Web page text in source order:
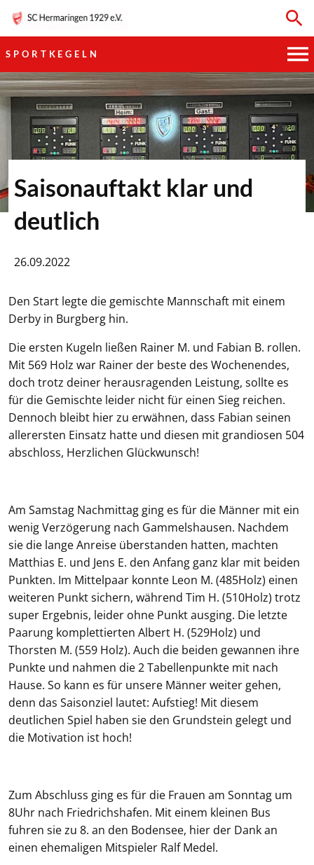
SPORTKEGELN
HAUPTVEREIN
SPORTKEGELN
FUSSBALL
GYMNASTIK
Saisonauftakt klar und
deutlich
26.09.2022
Den Start legte die gemischte Mannschaft mit einem
Derby in Burgberg hin.
Die ersten Kugeln ließen Rainer M. und Fabian B. rollen.
Mit 569 Holz war Rainer der beste des Wochenendes,
doch trotz deiner herausragenden Leistung, sollte es
für die Gemischte leider nicht für einen Sieg reichen.
Dennoch bleibt hier zu erwähnen, dass Fabian seinen
allerersten Einsatz hatte und diesen mit grandiosen 504
abschloss, Herzlichen Glückwunsch!
Am Samstag Nachmittag ging es für die Männer mit ein
wenig Verzögerung nach Gammelshausen. Nachdem
sie die lange Anreise überstanden hatten, machten
Matthias E. und Jens E. den Anfang ganz klar mit beiden
Punkten. Im Mittelpaar konnte Leon M. (485Holz) einen
weiteren Punkt sichern, während Tim H. (510Holz) trotz
super Ergebnis, leider ohne Punkt ausging. Die letzte
Paarung komplettierten Albert H. (529Holz) und
Thorsten M. (559 Holz). Auch die beiden gewannen ihre
Punkte und nahmen die 2 Tabellenpunkte mit nach
Hause. So kann es für unsere Männer weiter gehen,
denn das Saisonziel lautet: Aufstieg! Mit diesem
deutlichen Spiel haben sie den Grundstein gelegt und
die Motivation ist hoch!
Zum Abschluss ging es für die Frauen am Sonntag um
8Uhr nach Friedrichshafen. Mit einem kleinen Bus
fuhren sie zu 8. an den Bodensee, hier der Dank an
einen ehemaligen Mitspieler Ralf Medel.